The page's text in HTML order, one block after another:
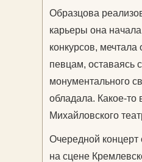
Образцова
карьеры она
конкурсов,
певцам, оставаясь
монументального
обладала. Какое-то
Михайловского
Очередной концерт
на сцене